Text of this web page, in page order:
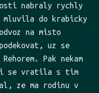
nabraly rychly
do krabicky
na misto
uz se
Pak nekam
se vratila s tim
ze ma rodinu v